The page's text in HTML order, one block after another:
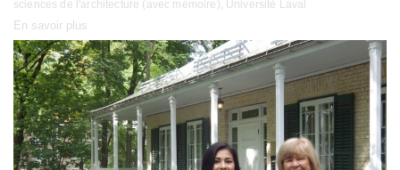
sciences de l'architecture (avec mémoire), Université Laval
En savoir plus